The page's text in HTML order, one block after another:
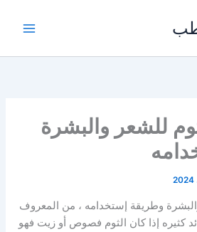
للشعر والبشرة
وطريقة إستخدامه ، من المعروف
كثيره إذا كان الثوم فصوص أو زيت فهو